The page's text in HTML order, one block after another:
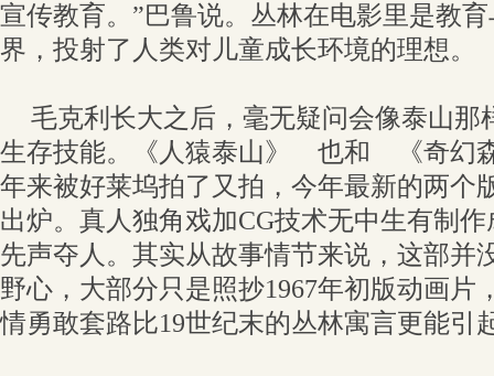
宣传教育。”巴鲁说。丛林在电影里是教
界，投射了人类对儿童成长环境的理想。
毛克利长大之后，毫无疑问会像泰山那
生存技能。《人猿泰山》 也和 《奇幻
年来被好莱坞拍了又拍，今年最新的两个
出炉。真人独角戏加CG技术无中生有
先声夺人。其实从故事情节来说，这部并
野心，大部分只是照抄1967年初版动画片
情勇敢套路比19世纪末的丛林寓言更能引